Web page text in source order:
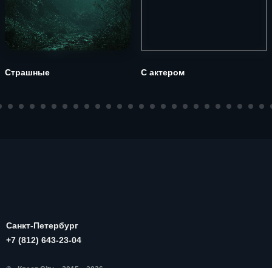
Страшные С актером
Санкт-Петербург
+7 (812) 643-23-04